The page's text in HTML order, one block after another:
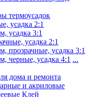
термоусадок
усадка 2:1
усадка 3:1
усадка 2:1
прозрачные, усадка 3:1
черные, усадка 4:1 ...
дома и ремонта
и акриловые
Клей